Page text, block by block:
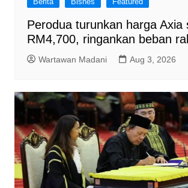
Perodua turunkan harga Axia
RM4,700, ringankan beban
Wartawan Madani Aug 3, 2026